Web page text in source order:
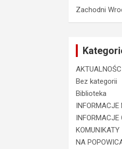
Zachodni
Bez kategorii
Biblioteka
INFORMACJE
INFORMACJE
KOMUNIKATY
NA